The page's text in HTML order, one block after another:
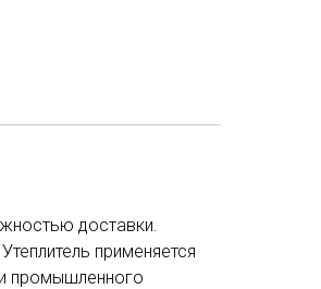
доставки.
применяется
промышленного